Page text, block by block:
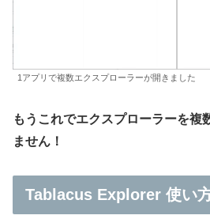
1アプリで複数エクスプローラーが開きました
もうこれでエクスプローラーを複
ません！
Tablacus Explorer 使い